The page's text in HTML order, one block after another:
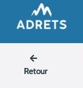
Retour